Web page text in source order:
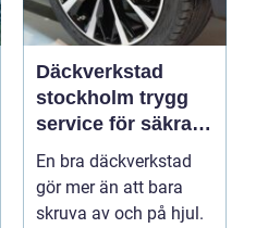
Däckverkstad
stockholm trygg
service för säkra
mil året runt
En bra däckverkstad
gör mer än att bara
skruva av och på hjul.